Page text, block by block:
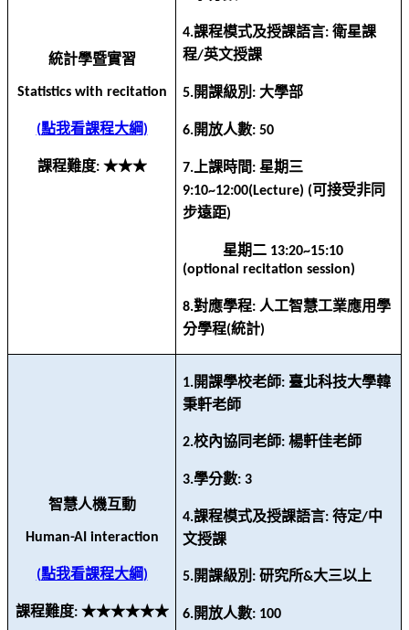
統計學暨實習
Statistics with recitation
(點我看課程大綱)
課程難度: ★★★
4.課程模式及授課語言:衛星課
程/英文授課
5.開課級別 : 大學部
6.開放人數: 50
7. 上課時間:星期三
9:10~12:00(Lecture) (可接受非同
步遠距)
星期二 13:20~15:10
(optional recitation session)
8.對應學程:人工智慧工業應用學
分學程(統計)
智慧人機互動
Human-AI interaction
(點我看課程大綱)
課程難度: ★★★★★★
1.開課學校老師: 臺北科技大學韓
秉軒老師
2.校內協同老師:楊軒佳老師
3.學分數: 3
4.課程模式及授課語言:待定/中
文授課
5.開課級別 :研究所&大三以上
6.開放人數: 100